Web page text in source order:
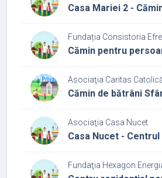
Casa Mariei 2 -
Fundația Consistoria
Cămin pentru
Asociaţia Caritas
Cămin de bătrâni
Asociaţia Casa Nucet
Casa Nucet -
Fundaţia Hexagon